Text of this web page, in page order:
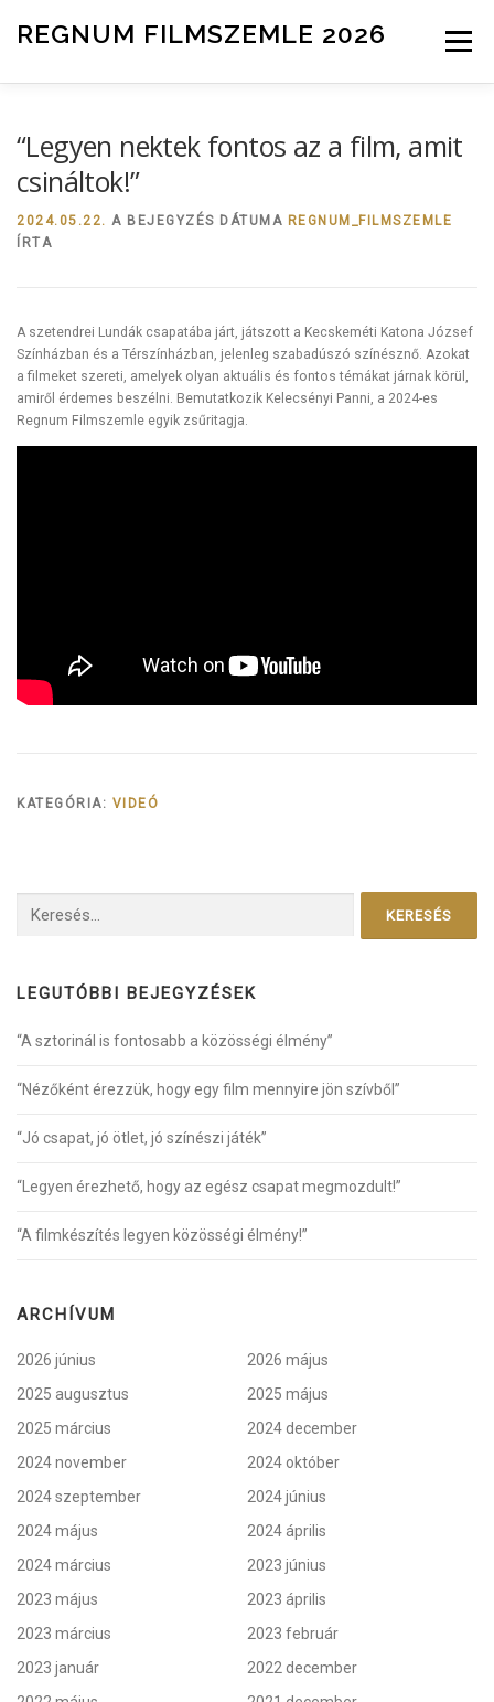
REGNUM FILMSZEMLE 2026 Menü
“Legyen nektek fontos az a film, amit
csináltok!”
2024.05.22. A BEJEGYZÉS DÁTUMA REGNUM_FILMSZEMLE
ÍRTA
A szetendrei Lundák csapatába járt, játszott a Kecskeméti Katona József
Színházban és a Térszínházban, jelenleg szabadúszó színésznő. Azokat
a filmeket szereti, amelyek olyan aktuális és fontos témákat járnak körül,
amiről érdemes beszélni. Bemutatkozik Kelecsényi Panni, a 2024-es
Regnum Filmszemle egyik zsűritagja.
KATEGÓRIA: VIDEÓ
LEGUTÓBBI BEJEGYZÉSEK
“A sztorinál is fontosabb a közösségi élmény”
“Nézőként érezzük, hogy egy film mennyire jön szívből”
“Jó csapat, jó ötlet, jó színészi játék”
“Legyen érezhető, hogy az egész csapat megmozdult!”
“A filmkészítés legyen közösségi élmény!”
ARCHÍVUM
2026 június
2026 május
2025 augusztus
2025 május
2025 március
2024 december
2024 november
2024 október
2024 szeptember
2024 június
2024 május
2024 április
2024 március
2023 június
2023 május
2023 április
2023 március
2023 február
2023 január
2022 december